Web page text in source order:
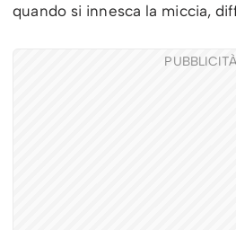
quando si innesca la miccia,
PUBBLICITÀ